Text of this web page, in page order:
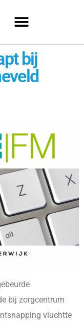
bij
bij zorgcentrum
vluchtte